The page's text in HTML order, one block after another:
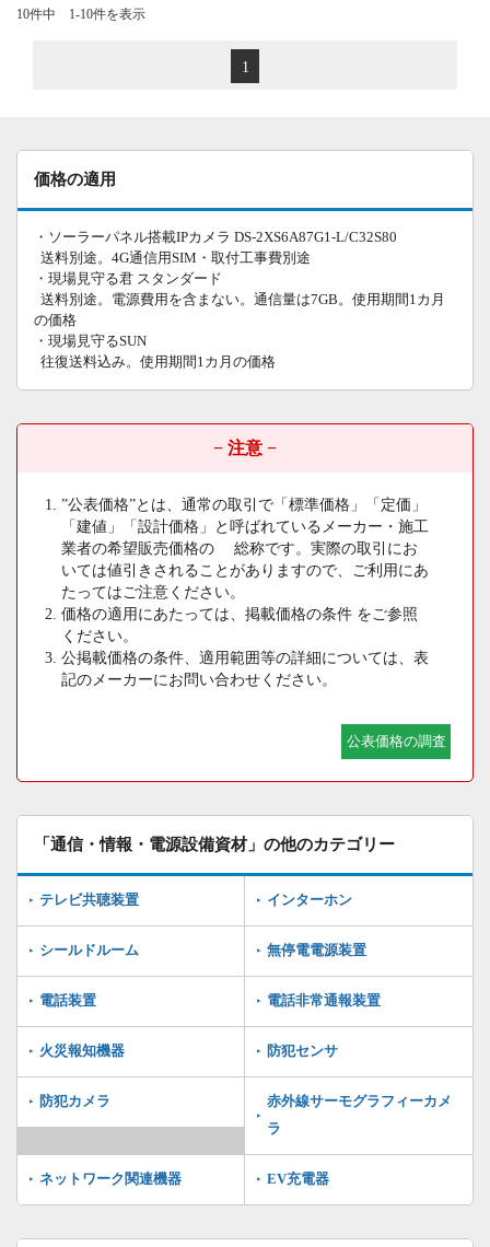
10件中 1-10件を表示
1
価格の適用
・ソーラーパネル搭載IPカメラ DS-2XS6A87G1-L/C32S80
送料別途。4G通信用SIM・取付工事費別途
・現場見守る君 スタンダード
送料別途。電源費用を含まない。通信量は7GB。使用期間1カ月
の価格
・現場見守るSUN
往復送料込み。使用期間1カ月の価格
− 注意 −
”公表価格”とは、通常の取引で「標準価格」「定価」
「建値」「設計価格」と呼ばれているメーカー・施工
業者の希望販売価格の 総称です。実際の取引にお
いては値引きされることがありますので、ご利用にあ
たってはご注意ください。
価格の適用にあたっては、掲載価格の条件 をご参照
ください。
公掲載価格の条件、適用範囲等の詳細については、表
記のメーカーにお問い合わせください。
公表価格の調査
「通信・情報・電源設備資材」の他のカテゴリー
テレビ共聴装置 インターホン
シールドルーム 無停電電源装置
電話装置 電話非常通報装置
火災報知機器 防犯センサ
防犯カメラ
赤外線サーモグラフィーカメ
ラ
ネットワーク関連機器 EV充電器